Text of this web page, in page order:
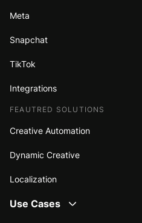
Meta
Snapchat
TikTok
Integrations
FEAUTRED SOLUTIONS
Creative Automation
Dynamic Creative
Localization
Use Cases